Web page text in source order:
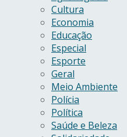
Cultura
Economia
Educação
Especial
Esporte
Geral
Meio Ambiente
Polícia
Política
Saúde e Beleza